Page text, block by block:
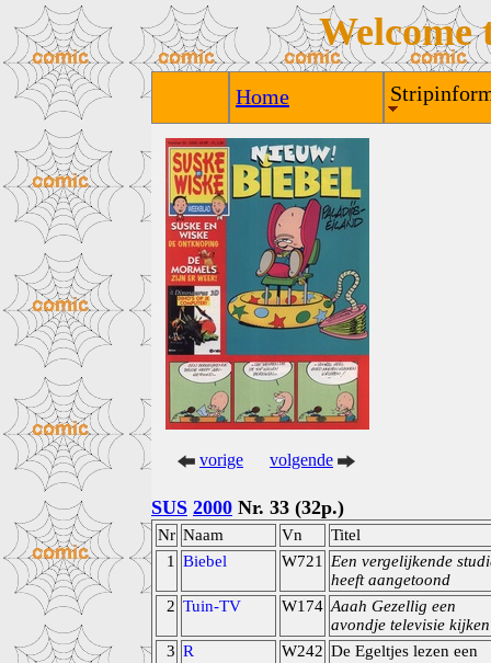
Welcome
Home
vorige volgende
SUS 2000 Nr. 33 (32p.)
Nr Naam Vn
Titel
1
Biebel W721
Een vergelijkende
heeft aangetoond
2 Tuin-TV W174 Aaah Gezellig een
avondje televisie kijken
3 R W242 De Egeltjes lezen een